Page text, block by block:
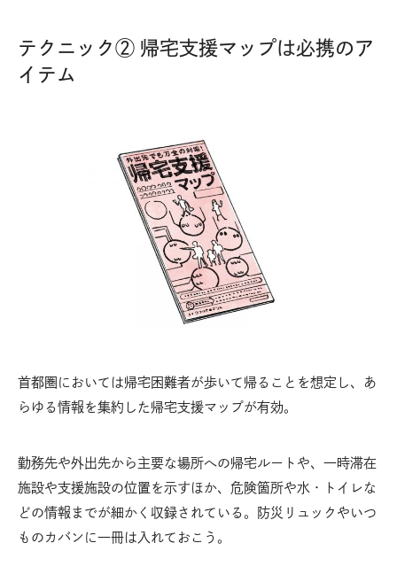
テクニック② 帰宅支援マップは必携のア
イテム
首都圏においては帰宅困難者が歩いて帰ることを想定し、あ
らゆる情報を集約した帰宅支援マップが有効。
勤務先や外出先から主要な場所への帰宅ルートや、一時滞在
施設や支援施設の位置を示すほか、危険箇所や水・トイレな
どの情報までが細かく収録されている。防災リュックやいつ
ものカバンに一冊は入れておこう。